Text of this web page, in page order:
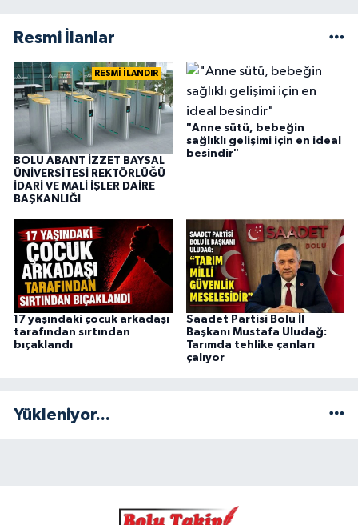
Resmi İlanlar
RESMİ İLANDIR
BOLU ABANT İZZET BAYSAL
ÜNİVERSİTESİ REKTÖRLÜĞÜ
İDARİ VE MALİ İŞLER DAİRE
BAŞKANLIĞI
"Anne sütü, bebeğin
sağlıklı gelişimi için en ideal
besindir"
17 yaşındaki çocuk arkadaşı
tarafından sırtından
bıçaklandı
Saadet Partisi Bolu İl
Başkanı Mustafa Uludağ:
Tarımda tehlike çanları
çalıyor
Yükleniyor...